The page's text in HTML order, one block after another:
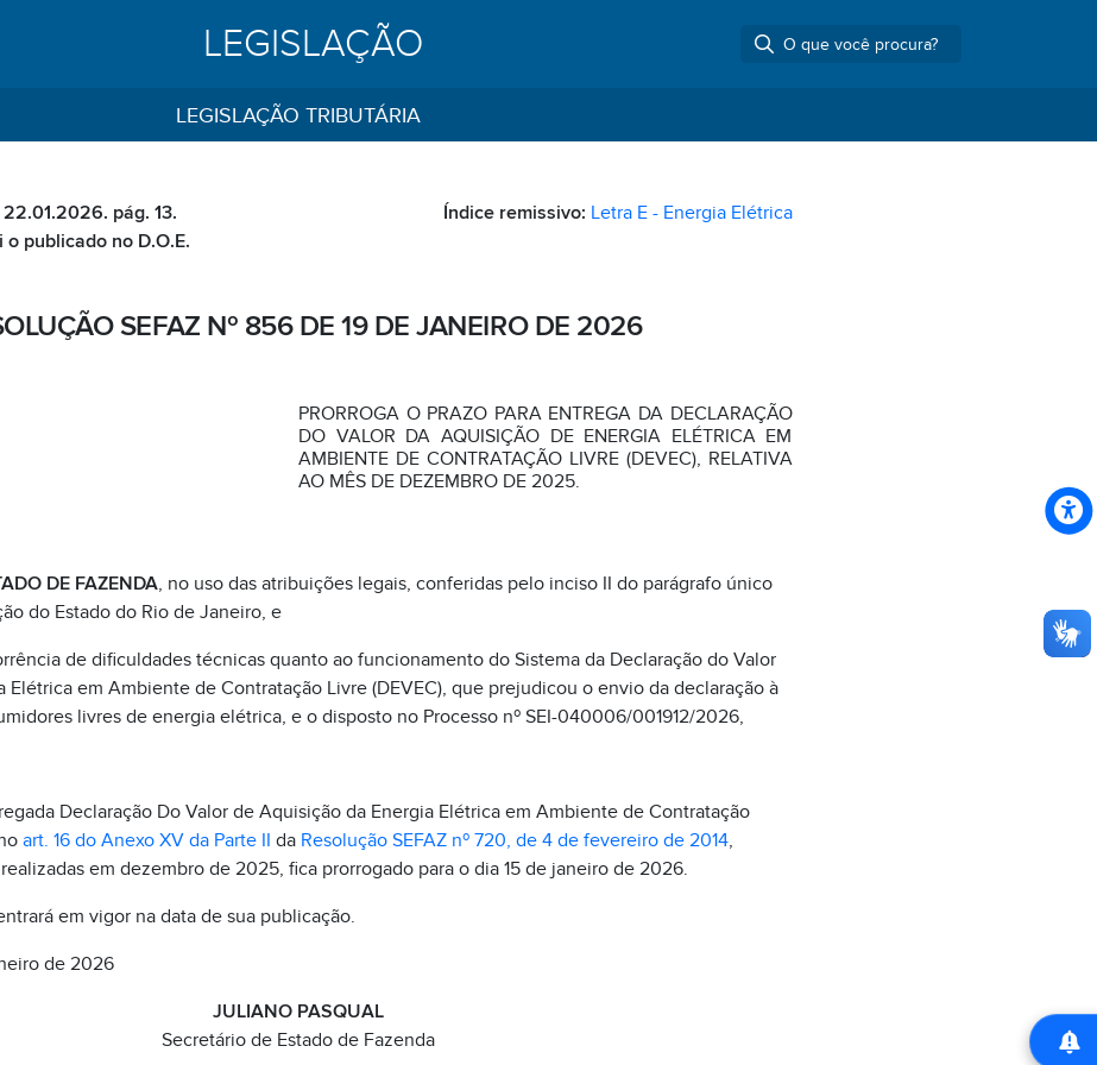
LEGISLAÇÃO
LEGISLAÇÃO TRIBUTÁRIA
pág. 13.
publicado no D.O.E.
Índice remissivo: Letra E - Energia Elétrica
SEFAZ Nº 856 DE 19 DE JANEIRO DE 2026
PRORROGA O PRAZO PARA ENTREGA DA DECLARAÇÃO
DO VALOR DA AQUISIÇÃO DE ENERGIA ELÉTRICA EM
AMBIENTE DE CONTRATAÇÃO LIVRE (DEVEC), RELATIVA
AO MÊS DE DEZEMBRO DE 2025.
DE FAZENDA, no uso das atribuições legais, conferidas pelo inciso II do parágrafo único
do Estado do Rio de Janeiro, e
de dificuldades técnicas quanto ao funcionamento do Sistema da Declaração do Valor
Elétrica em Ambiente de Contratação Livre (DEVEC), que prejudicou o envio da declaração à
livres de energia elétrica, e o disposto no Processo nº SEI-040006/001912/2026,
Declaração Do Valor de Aquisição da Energia Elétrica em Ambiente de Contratação
art. 16 do Anexo XV da Parte II da Resolução SEFAZ nº 720, de 4 de fevereiro de 2014,
em dezembro de 2025, fica prorrogado para o dia 15 de janeiro de 2026.
em vigor na data de sua publicação.
de 2026
JULIANO PASQUAL
Secretário de Estado de Fazenda